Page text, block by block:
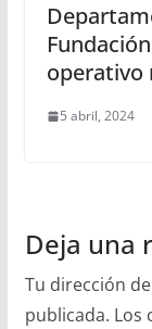
operativo
5 abril, 2024
Deja una
Tu dirección
publicada. Los